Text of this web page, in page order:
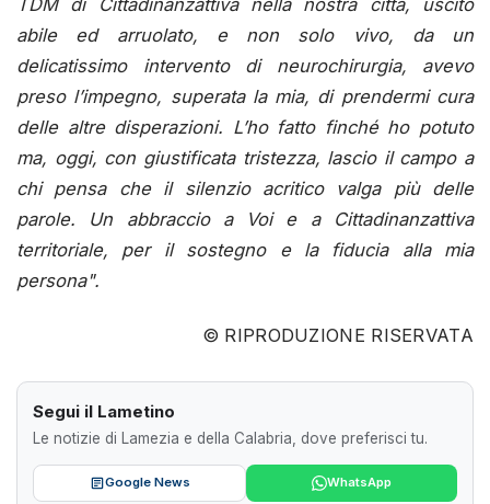
TDM di Cittadinanzattiva nella nostra città, uscito
abile ed arruolato, e non solo vivo, da un
delicatissimo intervento di neurochirurgia, avevo
preso l’impegno, superata la mia, di prendermi cura
delle altre disperazioni. L’ho fatto finché ho potuto
ma, oggi, con giustificata tristezza, lascio il campo a
chi pensa che il silenzio acritico valga più delle
parole. Un abbraccio a Voi e a Cittadinanzattiva
territoriale, per il sostegno e la fiducia alla mia
persona".
© RIPRODUZIONE RISERVATA
Segui il Lametino
Le notizie di Lamezia e della Calabria, dove preferisci tu.
Google News WhatsApp